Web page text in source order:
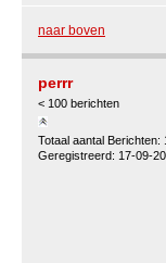
naar boven
perrr
< 100 berichten
Totaal aantal Berichten:
Geregistreerd: 17-09-